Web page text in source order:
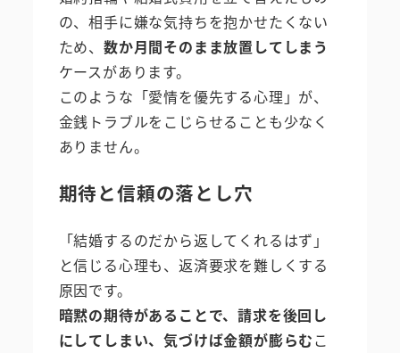
の、相手に嫌な気持ちを抱かせたくない
ため、 数か月間そのまま放置してしまう
ケースがあります。
このような「愛情を優先する心理」が、
金銭トラブルをこじらせることも少なく
ありません。
期待と信頼の落とし穴
「結婚するのだから返してくれるはず」
と信じる心理も、返済要求を難しくする
原因です。
暗黙の期待があることで、請求を後回し
にしてしまい、気づけば金額が膨らむこ